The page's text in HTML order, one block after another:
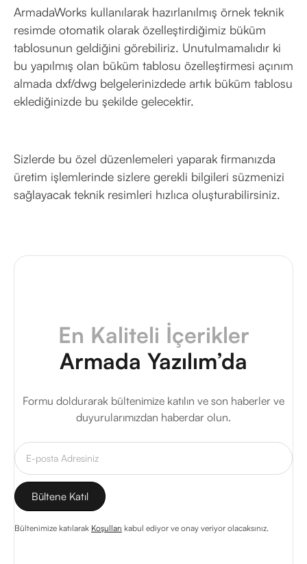
ArmadaWorks kullanılarak hazırlanılmış örnek teknik
resimde otomatik olarak özelleştirdiğimiz büküm
tablosunun geldiğini görebiliriz. Unutulmamalıdır ki
bu yapılmış olan büküm tablosu özelleştirmesi açınım
almada dxf/dwg belgelerinizdede artık büküm tablosu
eklediğinizde bu şekilde gelecektir.
Sizlerde bu özel düzenlemeleri yaparak firmanızda
üretim işlemlerinde sizlere gerekli bilgileri süzmenizi
sağlayacak teknik resimleri hızlıca oluşturabilirsiniz.
En Kaliteli İçerikler
Armada Yazılım’da
Formu doldurarak bültenimize katılın ve son haberler ve
duyurularımızdan haberdar olun.
Bültenimize katılarak Koşulları kabul ediyor ve onay veriyor olacaksınız.